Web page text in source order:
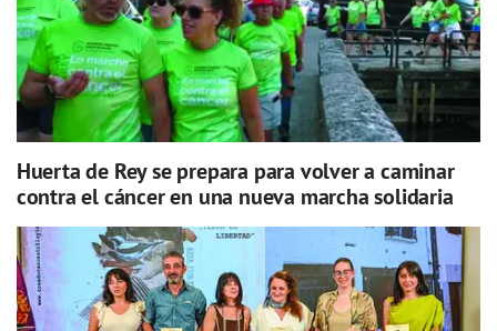
Huerta de Rey se prepara para volver a caminar
contra el cáncer en una nueva marcha solidaria